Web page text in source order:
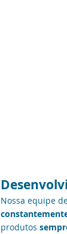
Nossa equipe
produtos